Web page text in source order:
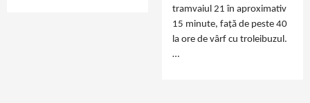
tramvaiul 21 în aproximativ
15 minute, față de peste 40
la ore de vârf cu troleibuzul.
…